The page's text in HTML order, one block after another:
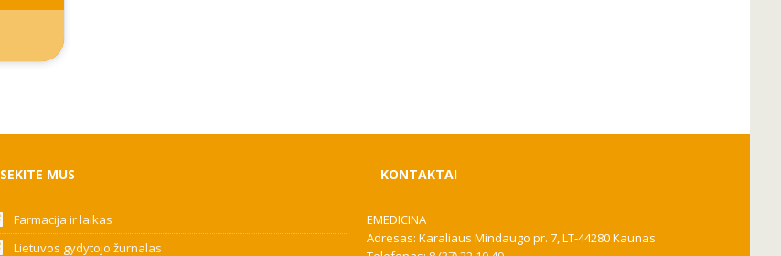
SEKITE MUS
Farmacija ir laikas
Lietuvos gydytojo žurnalas
KONTAKTAI
EMEDICINA
Adresas: Karaliaus Mindaugo pr. 7, LT-44280 Kaunas